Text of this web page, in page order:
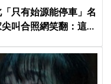
只有始源能停車」名
叫合照網笑翻：這輩